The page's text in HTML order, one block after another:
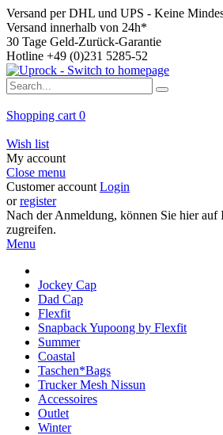
Versand per DHL und UPS - Keine
Versand innerhalb von 24h*
30 Tage Geld-Zurück-Garantie
Hotline +49 (0)231 5285-52
Shopping cart 0
Wish list
My account
Close menu
Customer account Login
orregister
Nach der Anmeldung, können Sie hier auf
zugreifen.
Menu
Jockey Cap
Dad Cap
Flexfit
Snapback Yupoong by Flexfit
Summer
Coastal
Taschen*Bags
Trucker Mesh Nissun
Accessoires
Outlet
Winter